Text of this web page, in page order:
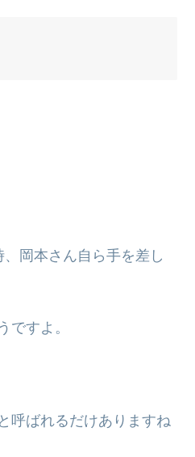
岡本さん自ら手を差し
ですよ。
呼ばれるだけありますね